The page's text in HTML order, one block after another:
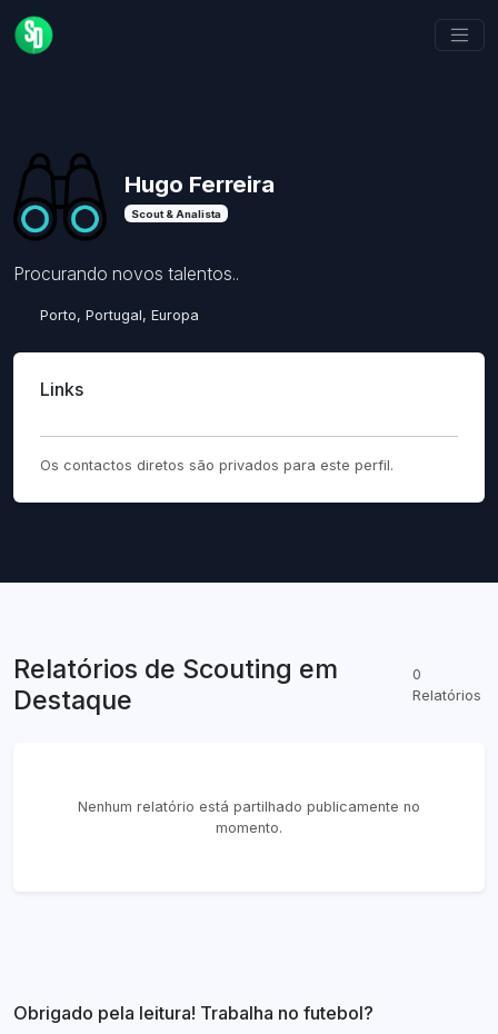
Hugo Ferreira
Scout & Analista
Procurando novos talentos..
Porto, Portugal, Europa
Links
Os contactos diretos são privados para este perfil.
Relatórios de Scouting em
Destaque
0
Relatórios
Nenhum relatório está partilhado publicamente no
momento.
Obrigado pela leitura! Trabalha no futebol?